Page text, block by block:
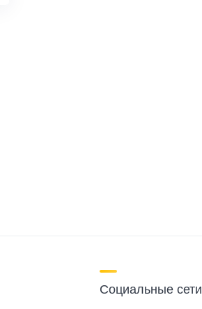
Социальные сети